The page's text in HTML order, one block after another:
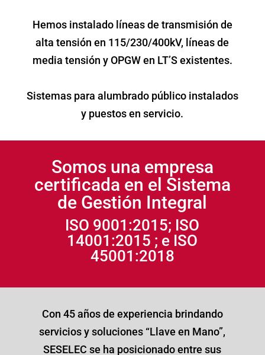
Hemos instalado líneas de transmisión de
alta tensión en 115/230/400kV, líneas de
media tensión y OPGW en LT’S existentes.
Sistemas para alumbrado público instalados
y puestos en servicio.
Somos una empresa
certificada en el Sistema
de Gestión Integral
ISO 9001:2015; ISO
14001:2015 ; e ISO
45001:2018
Con 45 años de experiencia brindando
servicios y soluciones “Llave en Mano”,
SESELEC se ha posicionado entre sus